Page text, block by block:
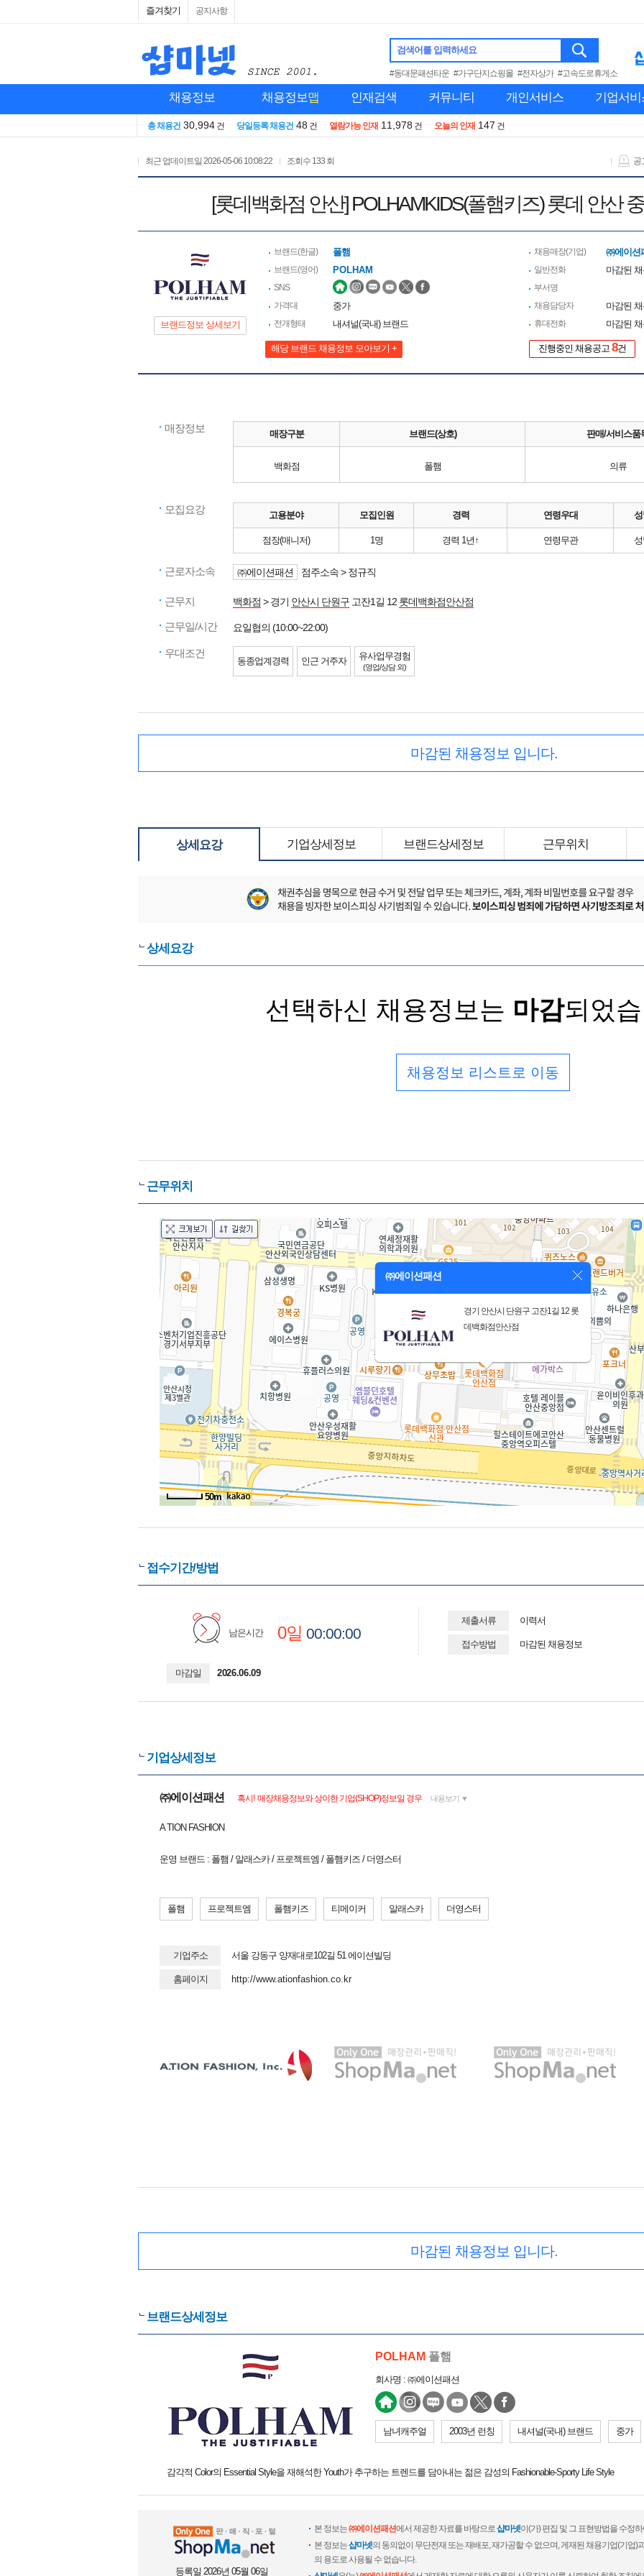
즐겨찾기 공지사항
검색어를 입력하세요
#동대문패션타운 #가구단지쇼핑몰 #전자상가 #고속도로휴게소
채용정보 채용정보맵 인재검색 커뮤니티 개인서비스 기업서비
총 채용건 30,994 건 당일등록 채용건 48 건 열람가능 인재 11,978 건 오늘의 인재 147 건
최근 업데이트일 2026-05-06 10:08:22 조회수 133 회 공
[롯데백화점 안산] POLHAMKIDS(폴햄키즈) 롯데 안산
브랜드정보 상세보기
브랜드(한글) 폴햄
브랜드(영어) POLHAM
SNS
가격대
중가
전개형태 내셔널(국내) 브랜드
해당 브랜드 채용정보 모아보기 +
채용매장(기업) ㈜에이션
일반전화 마감된
부서명
채용담당자
마감된
휴대전화 마감된
진행중인 채용공고 8건
매장정보 매장구분 브랜드(상호) 판매/서비스품
백화점 폴햄 의류
모집요강 고용분야 모집인원 경력 연령우대
점장(매니저) 1명 경력 1년↑ 연령무관
근로자소속 ㈜에이션패션 점주소속 > 정규직
근무지 백화점 > 경기 안산시 단원구 고잔1길 12 롯데백화점안산점
근무일/시간 요일협의 (10:00~22:00)
우대조건
동종업계경력 인근 거주자 유사업무경험
(영업/상담 외)
마감된 채용정보 입니다.
상세요강 기업상세정보 브랜드상세정보 근무위치
상세요강
선택하신 채용정보는 마감되었
채용정보 리스트로 이동
근무위치
㈜에이션패션
경기 안산시 단원구 고잔1길 12 롯
데백화점안산점
50m
접수기간/방법
남은시간 0일 00:00:00
마감일 2026.06.09
제출서류 이력서
접수방법 마감된 채용정보
기업상세정보
㈜에이션패션 혹시! 매장채용정보와 상이한 기업(SHOP)정보일 경우 내용보기 ▼
A TION FASHION
운영 브랜드 : 폴햄 / 알래스카 / 프로젝트엠 / 폴햄키즈 / 더영스터
폴햄 프로젝트엠 폴햄키즈 티메이커 알래스카 더영스터
기업주소 서울 강동구 양재대로102길 51 에이션빌딩
홈페이지 http://www.ationfashion.co.kr
마감된 채용정보 입니다.
브랜드상세정보
POLHAM 폴햄
회사명 : ㈜에이션패션
남녀캐주얼 2003년 런칭 내셔널(국내) 브랜드 중가
감각적 Color의 Essential Style을 재해석한 Youth가 추구하는 트렌드를 담아내는 젊은 감성의 Fashionable-Sporty Life Style
등록일 2026년 05월 06일
본 정보는㈜에이션패션에서 제공한 자료를 바탕으로샵마넷이(가) 편집 및 그 표현방법을 수정
본 정보는샵마넷의 동의없이 무단전재 또는 재배포, 재가공할 수 없으며, 게재된 채용기업(기업)
의 용도로 사용될 수 없습니다.